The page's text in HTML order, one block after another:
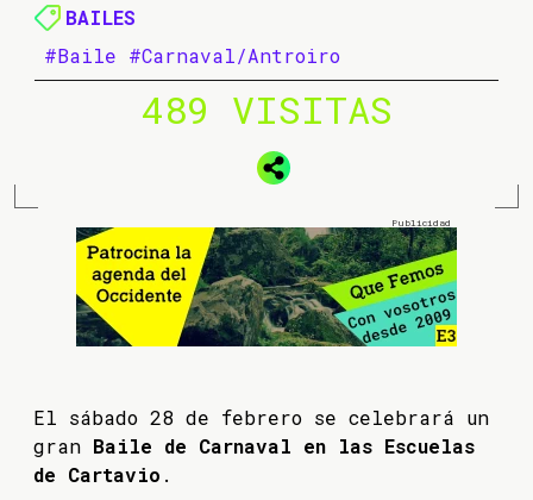
BAILES
#Baile #Carnaval/Antroiro
489 VISITAS
El sábado 28 de febrero se celebrará un
gran Baile de Carnaval en las Escuelas
de Cartavio .